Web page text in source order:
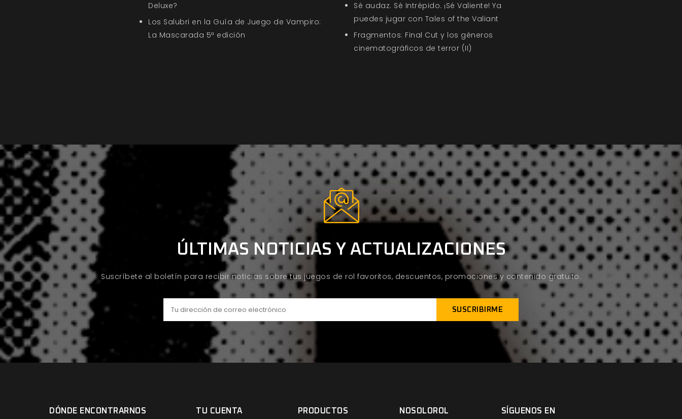
Deluxe?
Los Salubri en la Guía de Juego de Vampiro:
La Mascarada 5ª edición
Sé audaz. Sé Intrépido. ¡Sé Valiente! Ya
puedes jugar con Tales of the Valiant
Fragmentos: Final Cut y los géneros
cinematográficos de terror (II)
ÚLTIMAS NOTICIAS Y ACTUALIZACIONES
Suscríbete al boletín para recibir noticias sobre tus juegos de rol favoritos, descuentos, promociones y contenido gratuito.
DÓNDE ENCONTRARNOS TU CUENTA PRODUCTOS NOSOLOROL SÍGUENOS EN